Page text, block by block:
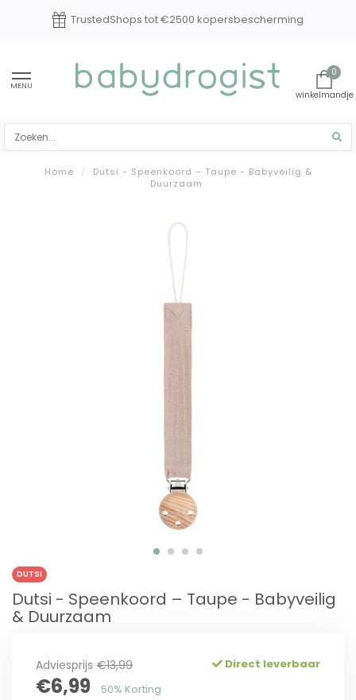
TrustedShops tot €2500 kopersbescherming
MENU
0
Home /
Dutsi - Speenkoord – Taupe - Babyveilig &
Duurzaam
DUTSI
Dutsi - Speenkoord – Taupe - Babyveilig
& Duurzaam
Adviesprijs €13,99
€6,99 50% Korting
Direct leverbaar